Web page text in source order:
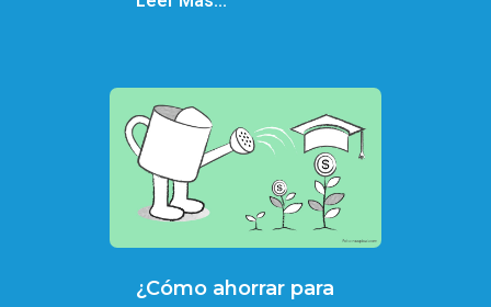
¿Cómo ahorrar para